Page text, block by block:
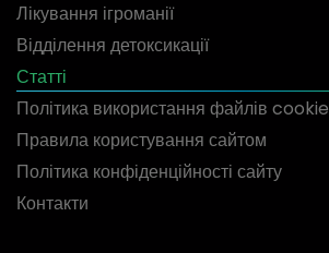
Лікування ігроманії
Відділення детоксикації
Статті
Політика використання файлів cookie
Правила користування сайтом
Політика конфіденційності сайту
Контакти